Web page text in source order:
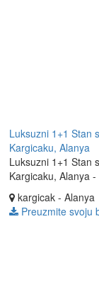
Luksuzni 1+1 Stan
Kargicaku, Alanya
Luksuzni 1+1 Stan
Kargicaku, Alanya
kargicak - Alanya
Preuzmite svoju